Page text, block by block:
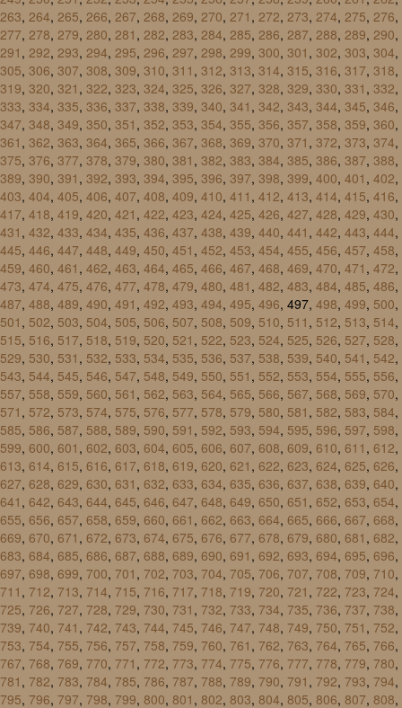
263, 264, 265, 266, 267, 268, 269, 270, 271 , 272, 273, 274, 275, 276,
277, 278, 279, 280, 281 , 282, 283, 284, 285, 286, 287, 288, 289, 290,
291 , 292, 293, 294, 295, 296, 297, 298, 299, 300, 301 , 302, 303, 304,
305, 306, 307, 308, 309, 310, 311 , 312, 313, 314, 315, 316, 317, 318,
319, 320, 321 , 322, 323, 324, 325, 326, 327, 328, 329, 330, 331 , 332,
333, 334, 335, 336, 337, 338, 339, 340, 341 , 342, 343, 344, 345, 346,
347, 348, 349, 350, 351 , 352, 353, 354, 355, 356, 357, 358, 359, 360,
361 , 362, 363, 364, 365, 366, 367, 368, 369, 370, 371 , 372, 373, 374,
375, 376, 377, 378, 379, 380, 381 , 382, 383, 384, 385, 386, 387, 388,
389, 390, 391 , 392, 393, 394, 395, 396, 397, 398, 399, 400, 401 , 402,
403, 404, 405, 406, 407, 408, 409, 410, 411 , 412, 413, 414, 415, 416,
417, 418, 419, 420, 421 , 422, 423, 424, 425, 426, 427, 428, 429, 430,
431 , 432, 433, 434, 435, 436, 437, 438, 439, 440, 441 , 442, 443, 444,
445, 446, 447, 448, 449, 450, 451 , 452, 453, 454, 455, 456, 457, 458,
459, 460, 461 , 462, 463, 464, 465, 466, 467, 468, 469, 470, 471 , 472,
473, 474, 475, 476, 477, 478, 479, 480, 481 , 482, 483, 484, 485, 486,
487, 488, 489, 490, 491 , 492, 493, 494, 495, 496, 497, 498, 499, 500,
501 , 502, 503, 504, 505, 506, 507, 508, 509, 510, 511 , 512, 513, 514,
515, 516, 517, 518, 519, 520, 521 , 522, 523, 524, 525, 526, 527, 528,
529, 530, 531 , 532, 533, 534, 535, 536, 537, 538, 539, 540, 541 , 542,
543, 544, 545, 546, 547, 548, 549, 550, 551 , 552, 553, 554, 555, 556,
557, 558, 559, 560, 561 , 562, 563, 564, 565, 566, 567, 568, 569, 570,
571 , 572, 573, 574, 575, 576, 577, 578, 579, 580, 581 , 582, 583, 584,
585, 586, 587, 588, 589, 590, 591 , 592, 593, 594, 595, 596, 597, 598,
599, 600, 601 , 602, 603, 604, 605, 606, 607, 608, 609, 610, 611 , 612,
613, 614, 615, 616, 617, 618, 619, 620, 621 , 622, 623, 624, 625, 626,
627, 628, 629, 630, 631 , 632, 633, 634, 635, 636, 637, 638, 639, 640,
641 , 642, 643, 644, 645, 646, 647, 648, 649, 650, 651 , 652, 653, 654,
655, 656, 657, 658, 659, 660, 661 , 662, 663, 664, 665, 666, 667, 668,
669, 670, 671 , 672, 673, 674, 675, 676, 677, 678, 679, 680, 681 , 682,
683, 684, 685, 686, 687, 688, 689, 690, 691 , 692, 693, 694, 695, 696,
697, 698, 699, 700, 701 , 702, 703, 704, 705, 706, 707, 708, 709, 710,
711 , 712, 713, 714, 715, 716, 717, 718, 719, 720, 721 , 722, 723, 724,
725, 726, 727, 728, 729, 730, 731 , 732, 733, 734, 735, 736, 737, 738,
739, 740, 741 , 742, 743, 744, 745, 746, 747, 748, 749, 750, 751 , 752,
753, 754, 755, 756, 757, 758, 759, 760, 761 , 762, 763, 764, 765, 766,
767, 768, 769, 770, 771 , 772, 773, 774, 775, 776, 777, 778, 779, 780,
781 , 782, 783, 784, 785, 786, 787, 788, 789, 790, 791 , 792, 793, 794,
795, 796, 797, 798, 799, 800, 801 , 802, 803, 804, 805, 806, 807, 808,